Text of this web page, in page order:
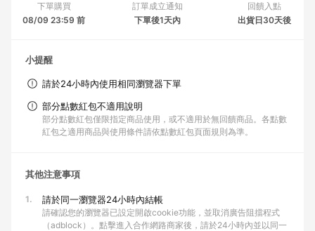
下單購買
08/09 23:59 前
訂單成立通知
下單後1天內
回饋入點
出貨日30天後
小提醒
請於24小時內使用相同瀏覽器下單
部分點數紅包不適用說明
部分點數紅包僅限指定商品使用，或不適用於無回饋商品。各點數
紅包之適用商品與使用條件請依點數紅包頁面規則為準。
其他注意事項
1. 請於同一瀏覽器24小時內結帳
請確認您的瀏覽器已設定開啟cookie功能，並取消廣告阻擋程式
（adblock）。點擊進入合作網路商家後，請於24小時內並以同一